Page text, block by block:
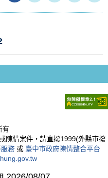
有
陳情案件，請直撥1999(外縣市撥
務 或 臺中市政府陳情整合平台